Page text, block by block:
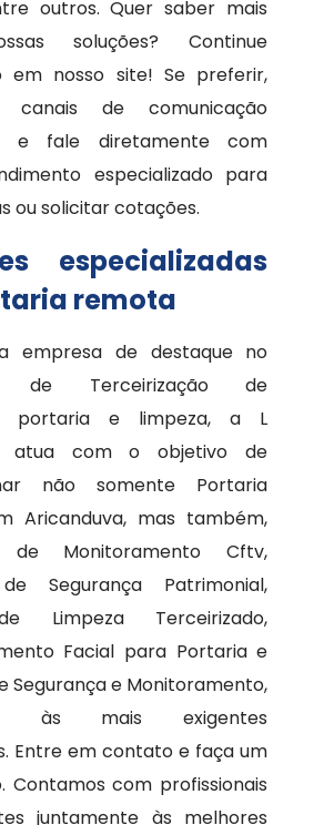
outros. Quer saber mais
soluções? Continue
em nosso site! Se preferir,
canais de comunicação
e fale diretamente com
especializado para
ou solicitar cotações.
especializadas
remota
empresa de destaque no
de Terceirização de
portaria e limpeza, a L
atua com o objetivo de
não somente Portaria
Aricanduva, mas também,
de Monitoramento Cftv,
Segurança Patrimonial,
Limpeza Terceirizado,
Facial para Portaria e
Segurança e Monitoramento,
às mais exigentes
Entre em contato e faça um
Contamos com profissionais
juntamente às melhores